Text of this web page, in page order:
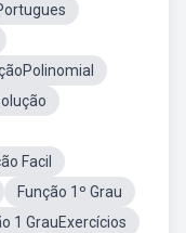
Facil
Função 1º Grau
1 GrauExercícios